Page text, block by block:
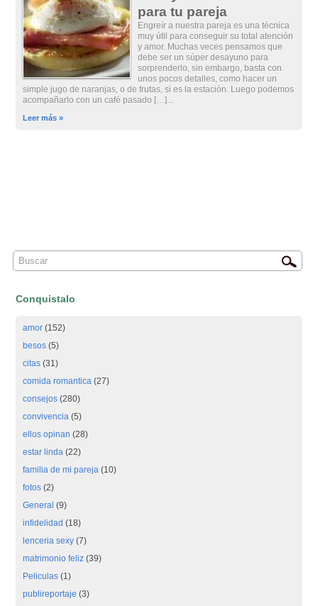
para tu pareja
Engreír a nuestra pareja es una técnica
muy útil para conseguir su total atención
y amor. Muchas veces pensamos que
debe ser un súper desayuno para
sorprenderlo, sin embargo, basta con
unos pocos detalles, como hacer un
simple jugo de naranjas, o de frutas, si es la estación. Luego podemos
acompañarlo con un café pasado […]...
Leer más »
Conquistalo
amor (152)
besos (5)
citas (31)
comida romantica (27)
consejos (280)
convivencia (5)
ellos opinan (28)
estar linda (22)
familia de mi pareja (10)
fotos (2)
General (9)
infidelidad (18)
lenceria sexy (7)
matrimonio feliz (39)
Peliculas (1)
publireportaje (3)